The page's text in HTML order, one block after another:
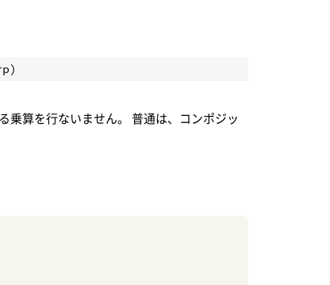
乗算を行ないません。 普通は、コンポジッ